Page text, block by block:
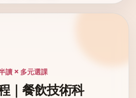
讀 × 多元選課
｜餐飲技術科